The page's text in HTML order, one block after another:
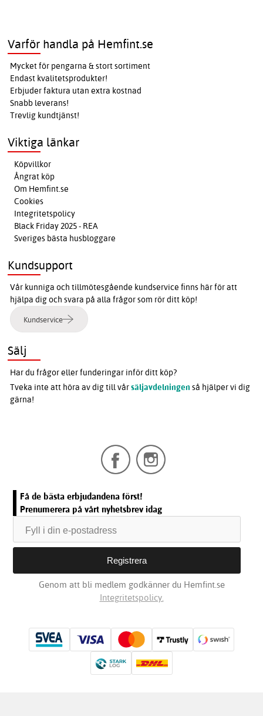
Varför handla på Hemfint.se
Mycket för pengarna & stort sortiment
Endast kvalitetsprodukter!
Erbjuder faktura utan extra kostnad
Snabb leverans!
Trevlig kundtjänst!
Viktiga länkar
Köpvillkor
Ångrat köp
Om Hemfint.se
Cookies
Integritetspolicy
Black Friday 2025 - REA
Sveriges bästa husbloggare
Kundsupport
Vår kunniga och tillmötesgående kundservice finns här för att
hjälpa dig och svara på alla frågor som rör ditt köp!
Kundservice
Sälj
Har du frågor eller funderingar inför ditt köp?
Tveka inte att höra av dig till vårsäljavdelningen så hjälper vi dig
gärna!
Få de bästa erbjudandena först!
Prenumerera på vårt nyhetsbrev idag
Genom att bli medlem godkänner du Hemfint.se
Integritetspolicy.